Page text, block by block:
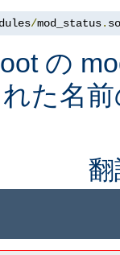
/mod_status. so
の
た名